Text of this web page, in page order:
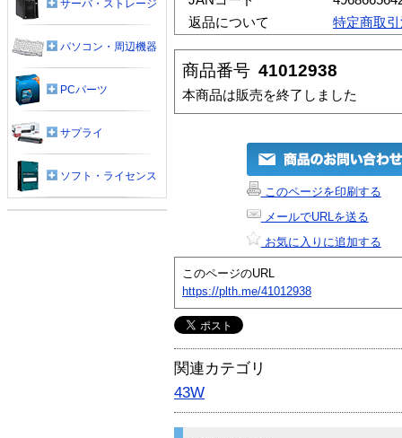
返品について
特定商取
商品番号 41012938
本商品は販売を終了しました
このページを印刷する
メールでURLを送る
お気に入りに追加する
このページのURL
https://plth.me/41012938
関連カテゴリ
43W
サーバ・ストレージ
パソコン・周辺機器
PCパーツ
サプライ
ソフト・ライセンス